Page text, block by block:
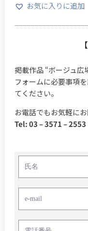
お気に入りに追加
掲載作品 “ボージュ
フォームに必要事項
てください。
お電話でもお気軽に
Tel: 03 – 3571 – 2553